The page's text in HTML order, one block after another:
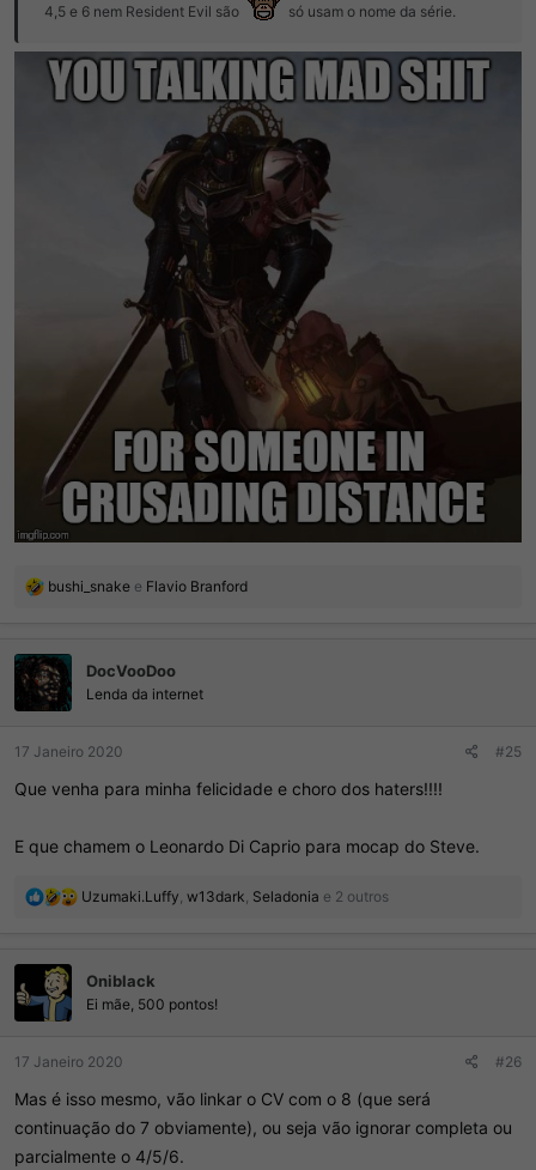
4,5 e 6 nem Resident Evil são só usam o nome da série.
R
õ
e
s
bushi_snake e Flavio Branford
DocVooDoo
Lenda da internet
17 Janeiro 2020 #25
Que venha para minha felicidade e choro dos haters!!!!
E que chamem o Leonardo Di Caprio para mocap do Steve.
R
õ
e
Uzumaki.Luffy w13dark Seladonia e 2 outros
Oniblack
Ei mãe, 500 pontos!
17 Janeiro 2020 #26
Mas é isso mesmo, vão linkar o CV com o 8 (que será
continuação do 7 obviamente), ou seja vão ignorar completa ou
parcialmente o 4/5/6.